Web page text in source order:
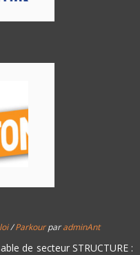
/ParkourparadminAnt
de secteur STRUCTURE :